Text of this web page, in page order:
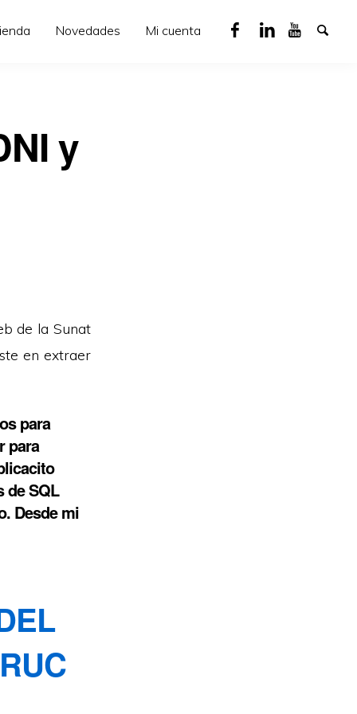
Novedades Mi cuenta
y
de la Sunat
en extraer
para
para
de SQL
Desde mi